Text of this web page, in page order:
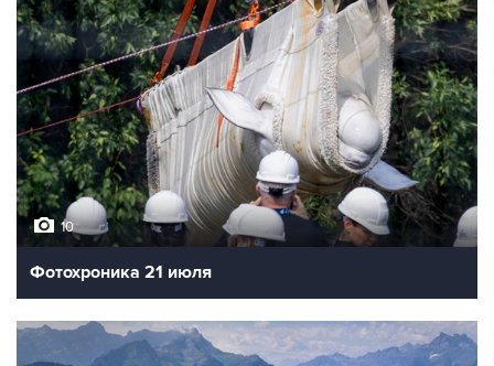
10
Фотохроника 21 июля